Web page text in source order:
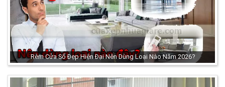
Rèm Cửa Sổ Đẹp Hiện Đại Nên Dùng Loại Nào Năm 2026?